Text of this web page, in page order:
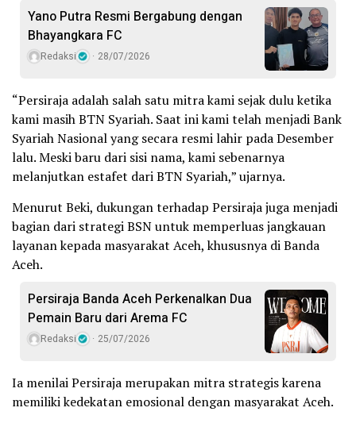
Yano Putra Resmi Bergabung dengan
Bhayangkara FC
Redaksi 28/07/2026
“Persiraja adalah salah satu mitra kami sejak dulu ketika
kami masih BTN Syariah. Saat ini kami telah menjadi Bank
Syariah Nasional yang secara resmi lahir pada Desember
lalu. Meski baru dari sisi nama, kami sebenarnya
melanjutkan estafet dari BTN Syariah,” ujarnya.
Menurut Beki, dukungan terhadap Persiraja juga menjadi
bagian dari strategi BSN untuk memperluas jangkauan
layanan kepada masyarakat Aceh, khususnya di Banda
Aceh.
Persiraja Banda Aceh Perkenalkan Dua
Pemain Baru dari Arema FC
Redaksi 25/07/2026
Ia menilai Persiraja merupakan mitra strategis karena
memiliki kedekatan emosional dengan masyarakat Aceh.